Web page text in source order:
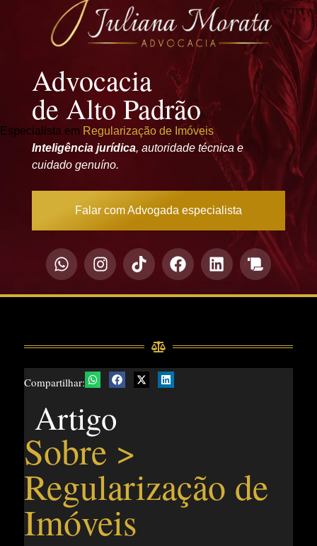
Advocacia
de Alto Padrão
Especialista em Regularização de Imóveis
Inteligência jurídica, autoridade técnica e
cuidado genuíno.
Falar com Advogada especialista
Compartilhar:
Artigo
Sobre >
Regularização de
Imóveis